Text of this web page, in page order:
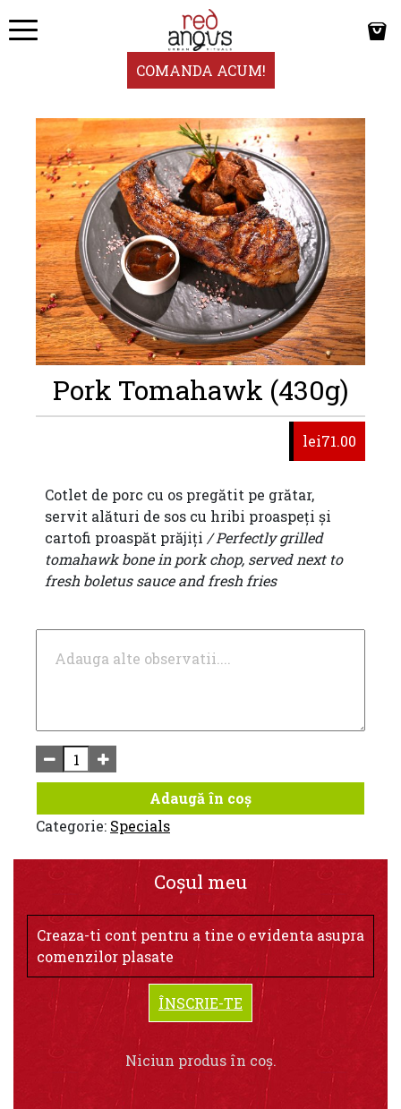
COMANDA ACUM!
Pork Tomahawk (430g)
lei71.00
Cotlet de porc cu os pregătit pe grătar,
servit alături de sos cu hribi proaspeți și
cartofi proaspăt prăjiți / Perfectly grilled
tomahawk bone in pork chop, served next to
fresh boletus sauce and fresh fries
Adaugă în coș
Categorie: Specials
Coșul meu
Creaza-ti cont pentru a tine o evidenta asupra
comenzilor plasate
ÎNSCRIE-TE
Niciun produs în coș.